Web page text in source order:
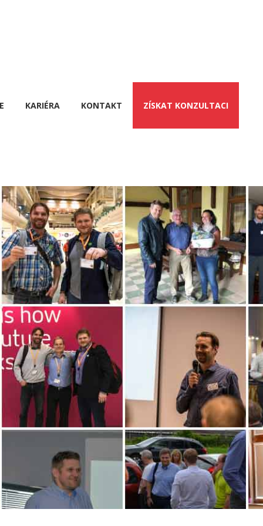
KARIÉRA KONTAKT ZÍSKAT KONZULTACI